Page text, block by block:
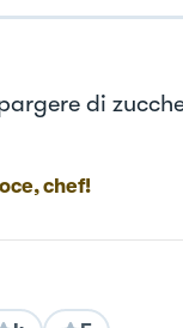
di
chef!